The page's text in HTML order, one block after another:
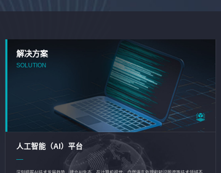
解决方案
SOLUTION
人工智能（AI）平台